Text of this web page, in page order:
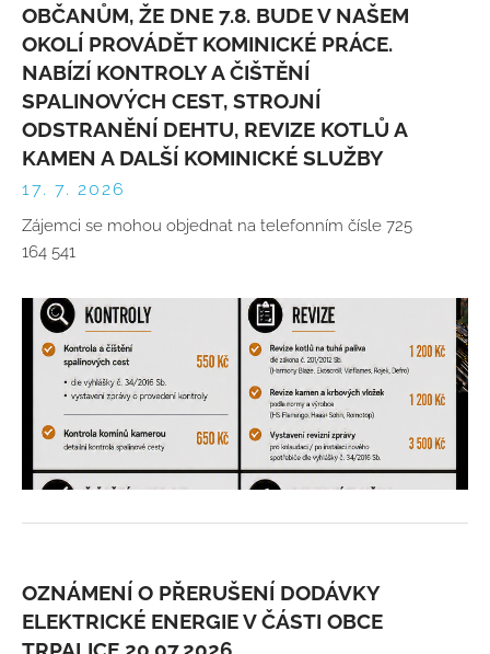
OBČANŮM, ŽE DNE 7.8. BUDE V NAŠEM
OKOLÍ PROVÁDĚT KOMINICKÉ PRÁCE.
NABÍZÍ KONTROLY A ČIŠTĚNÍ
SPALINOVÝCH CEST, STROJNÍ
ODSTRANĚNÍ DEHTU, REVIZE KOTLŮ A
KAMEN A DALŠÍ KOMINICKÉ SLUŽBY
17. 7. 2026
Zájemci se mohou objednat na telefonním čísle 725
164 541
OZNÁMENÍ O PŘERUŠENÍ DODÁVKY
ELEKTRICKÉ ENERGIE V ČÁSTI OBCE